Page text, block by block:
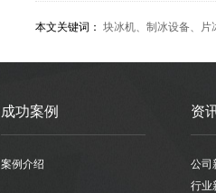
本文关键词： 块冰机、 制冰设备、 片
成功案例
案例介绍
资
公司
行业